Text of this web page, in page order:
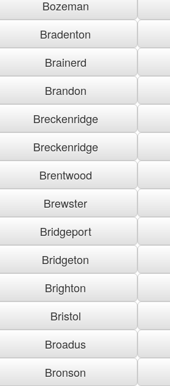
Bozeman
Bradenton
Brainerd
Brandon
Breckenridge
Breckenridge
Brentwood
Brewster
Bridgeport
Bridgeton
Brighton
Bristol
Broadus
Bronson